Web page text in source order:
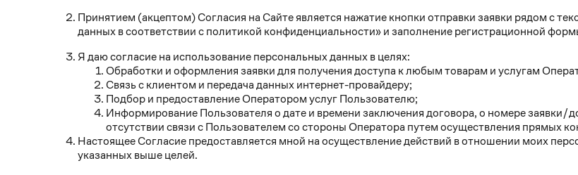
Принятием (акцептом) Согласия на Сайте является нажатие кнопки отправки заявки рядом с
данных в соответствии с политикой конфиденциальности» и заполнение регистрационной
Я даю согласие на использование персональных данных в целях:
Обработки и оформления заявки для получения доступа к любым товарам и услугам
Связь с клиентом и передача данных интернет-провайдеру;
Подбор и предоставление Оператором услуг Пользователю;
Информирование Пользователя о дате и времени заключения договора, о номере заявки/
отсутствии связи с Пользователем со стороны Оператора путем осуществления прямых
Настоящее Согласие предоставляется мной на осуществление действий в отношении моих
указанных выше целей.